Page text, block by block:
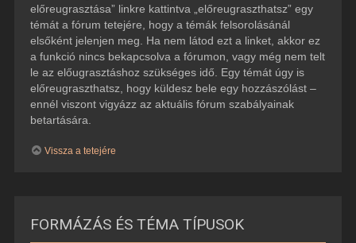
előreugrasztása” linkre kattintva „előreugraszthatsz” egy
témát a fórum tetejére, hogy a témák felsorolásánál
elsőként jelenjen meg. Ha nem látod ezt a linket, akkor ez
a funkció nincs bekapcsolva a fórumon, vagy még nem telt
le az előugrasztáshoz szükséges idő. Egy témát úgy is
előreugraszthatsz, hogy küldesz bele egy hozzászólást –
ennél viszont vigyázz az aktuális fórum szabályainak
betartására.
Vissza a tetejére
FORMÁZÁS ÉS TÉMA TÍPUSOK